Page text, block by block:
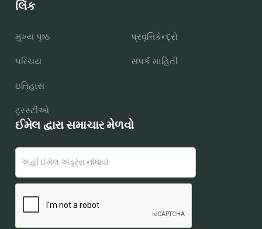
લિંક
મુખ્ય પૃષ્ઠ
પરિચય
ઇતિહાસ
ટ્રસ્ટીઓ
પ્રવૃત્તિકેન્દ્રો
સંપર્ક માહિતી
ઈમેલ દ્વારા સમાચાર મેળવો